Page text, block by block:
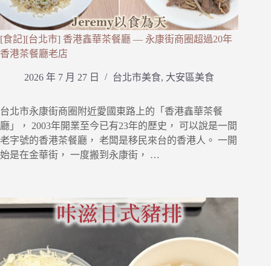
[食記][台北市] 香港鑫華茶餐廳 — 永康街商圈超過20年
香港茶餐廳老店
2026 年 7 月 27 日 台北市美食, 大安區美食
台北市永康街商圈附近愛國東路上的「香港鑫華茶餐
廳」， 2003年開業至今已有23年的歷史， 可以說是一間
老字號的香港茶餐廳， 老闆是移民來台的香港人。 一開
始是在金華街， 一度搬到永康街， …